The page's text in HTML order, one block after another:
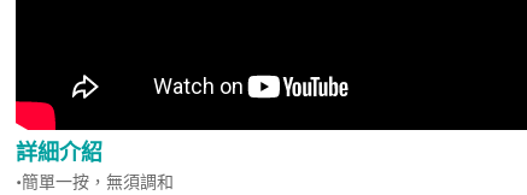
詳細介紹
•簡單一按，無須調和